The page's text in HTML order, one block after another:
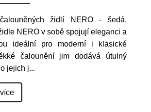
židlí NERO - šedá.
NERO v sobě spojují eleganci a
ideální pro moderní i klasické
čalounění jim dodává útulný
jejich j...